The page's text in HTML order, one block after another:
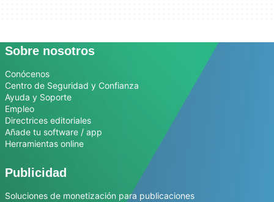
Sobre nosotros
Conócenos
Centro de Seguridad y Confianza
Ayuda y Soporte
Empleo
Directrices editoriales
Añade tu software / app
Herramientas online
Publicidad
Soluciones de monetización para publicaciones